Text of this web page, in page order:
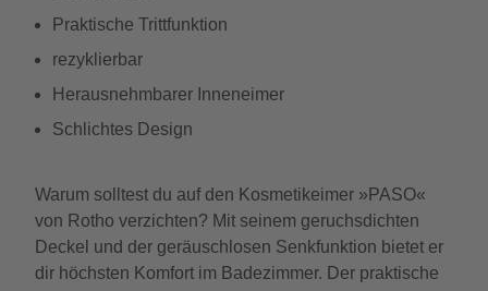
Praktische Trittfunktion
rezyklierbar
Herausnehmbarer Inneneimer
Schlichtes Design
Warum solltest du auf den Kosmetikeimer »PASO«
von Rotho verzichten? Mit seinem geruchsdichten
Deckel und der geräuschlosen Senkfunktion bietet er
dir höchsten Komfort im Badezimmer. Der praktische